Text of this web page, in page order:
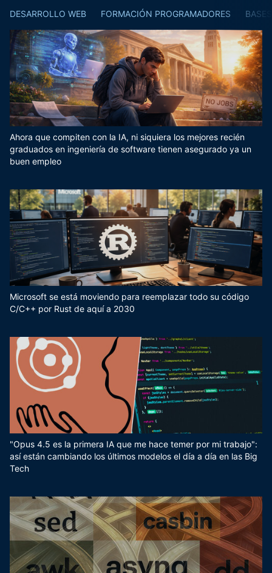
DESARROLLO WEB FORMACIÓN PROGRAMADORES
Ahora que compiten con la IA, ni siquiera los mejores recién
graduados en ingeniería de software tienen asegurado ya un
buen empleo
Microsoft se está moviendo para reemplazar todo su código
C/C++ por Rust de aquí a 2030
"Opus 4.5 es la primera IA que me hace temer por mi trabajo":
así están cambiando los últimos modelos el día a día en las Big
Tech